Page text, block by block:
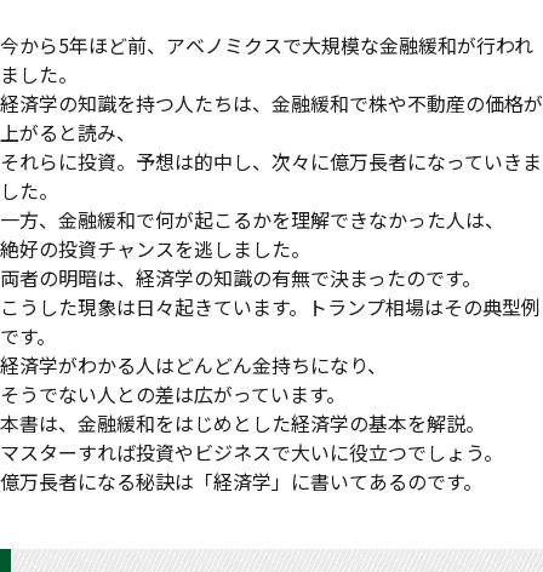
今から5年ほど前、アベノミクスで大規模な金融緩和が行われ
ました。
経済学の知識を持つ人たちは、金融緩和で株や不動産の価格が
上がると読み、
それらに投資。予想は的中し、次々に億万長者になっていきま
した。
一方、金融緩和で何が起こるかを理解できなかった人は、
絶好の投資チャンスを逃しました。
両者の明暗は、経済学の知識の有無で決まったのです。
こうした現象は日々起きています。トランプ相場はその典型例
です。
経済学がわかる人はどんどん金持ちになり、
そうでない人との差は広がっています。
本書は、金融緩和をはじめとした経済学の基本を解説。
マスターすれば投資やビジネスで大いに役立つでしょう。
億万長者になる秘訣は「経済学」に書いてあるのです。